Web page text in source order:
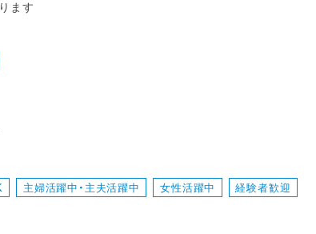
ます
主婦活躍中・主夫活躍中 女性活躍中 経験者歓迎